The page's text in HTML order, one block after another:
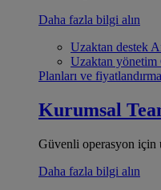
Daha fazla bilgi alın
Uzaktan destek
Uzaktan yönetim
Planları ve
Kurumsal
Güvenli operasyon için
Daha fazla bilgi alın